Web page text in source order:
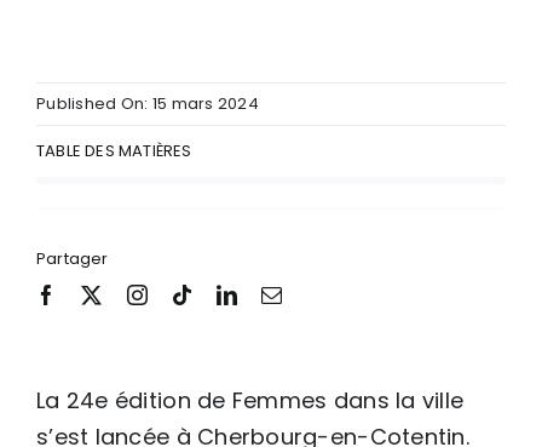
Published On: 15 mars 2024
TABLE DES MATIÈRES
Partager
La 24e édition de Femmes dans la ville
s’est lancée à Cherbourg-en-Cotentin.